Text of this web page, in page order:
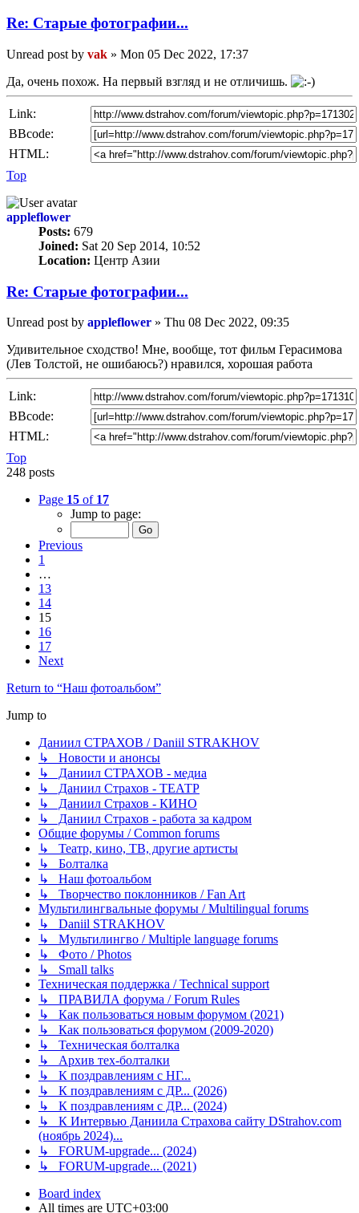
Re: Старые фотографии...
Unread post by vak » Mon 05 Dec 2022, 17:37
Да, очень похож. На первый взгляд и не отличишь.
Link:
BBcode:
HTML:
Top
appleflower
Posts: 679
Joined: Sat 20 Sep 2014, 10:52
Location: Центр Азии
Re: Старые фотографии...
Unread post by appleflower » Thu 08 Dec 2022, 09:35
Удивительное сходство! Мне, вообще, тот фильм Герасимова
(Лев Толстой, не ошибаюсь?) нравился, хорошая работа
Link:
BBcode:
HTML:
Top
248 posts
Page 15 of 17
Jump to page:
Previous
1
…
13
14
15
16
17
Next
Return to “Наш фотоальбом”
Jump to
Даниил СТРАХОВ / Daniil STRAKHOV
↳ Новости и анонсы
↳ Даниил СТРАХОВ - медиа
↳ Даниил Страхов - ТЕАТР
↳ Даниил Страхов - КИНО
↳ Даниил Страхов - работа за кадром
Общие форумы / Common forums
↳ Театр, кино, ТВ, другие артисты
↳ Болталка
↳ Наш фотоальбом
↳ Творчество поклонников / Fan Art
Мультилингвальные форумы / Multilingual forums
↳ Daniil STRAKHOV
↳ Мультилингво / Multiple language forums
↳ Фото / Photos
↳ Small talks
Техническая поддержка / Technical support
↳ ПРАВИЛА форума / Forum Rules
↳ Как пользоваться новым форумом (2021)
↳ Как пользоваться форумом (2009-2020)
↳ Техническая болталка
↳ Архив тех-болталки
↳ К поздравлениям с НГ...
↳ К поздравлениям с ДР... (2026)
↳ К поздравлениям с ДР... (2024)
↳ К Интервью Даниила Страхова сайту DStrahov.com
(ноябрь 2024)...
↳ FORUM-upgrade... (2024)
↳ FORUM-upgrade... (2021)
Board index
All times are UTC+03:00